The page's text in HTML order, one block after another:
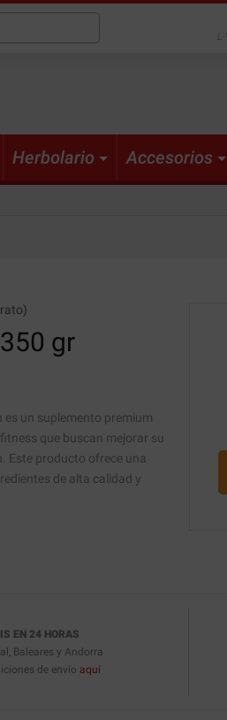
Herbolario Accesorios
)
350 gr
un suplemento premium
que buscan mejorar su
Este producto ofrece una
de alta calidad y
EN 24 HORAS
Baleares y Andorra
de envío aquí